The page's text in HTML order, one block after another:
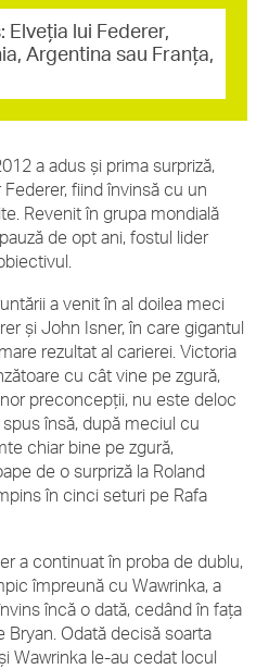
Elveția lui Federer,
Argentina sau Franţa,
a adus și prima surpriză,
fiind învinsă cu un
Revenit în grupa mondială
de opt ani, fostul lider
a venit în al doilea meci
și John Isner, în care gigantul
rezultat al carierei. Victoria
cu cât vine pe zgură,
preconcepţii, nu este deloc
însă, după meciul cu
chiar bine pe zgură,
de o surpriză la Roland
în cinci seturi pe Rafa
a continuat în proba de dublu,
împreună cu Wawrinka, a
încă o dată, cedând în fața
Bryan. Odată decisă soarta
Wawrinka le-au cedat locul